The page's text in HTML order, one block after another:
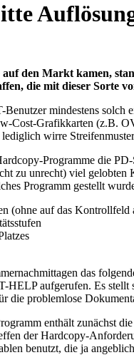
den Markt kamen,
die mit dieser Sorte
mindestens
Cost-Grafikkarten (z.B.
wirre
Programme die
zu unrecht) viel
Programm gestellt
(ohne auf das Kontrollfeld
das
HELP aufgerufen. Es
die problemlose
enthält zunächst
der Hardcopy-
benutzt, die ja